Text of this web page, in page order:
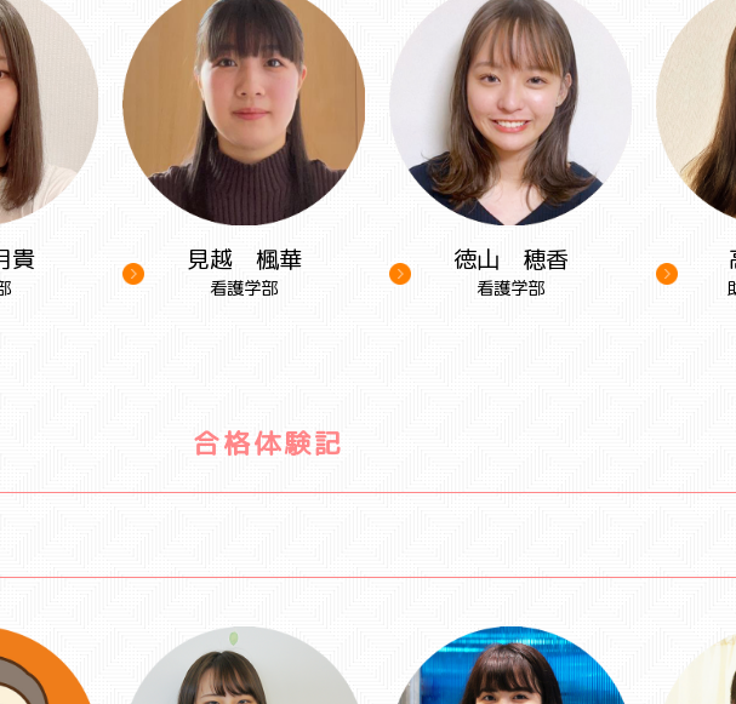
貴 見越 楓華
看護学部
徳山 穂香
看護学部
合格体験記